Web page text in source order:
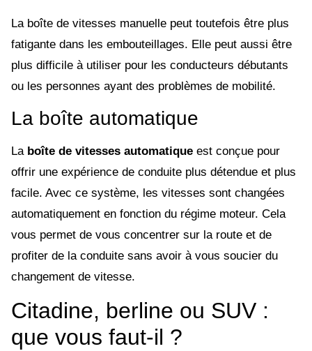
La boîte de vitesses manuelle peut toutefois être plus
fatigante dans les embouteillages. Elle peut aussi être
plus difficile à utiliser pour les conducteurs débutants
ou les personnes ayant des problèmes de mobilité.
La boîte automatique
La boîte de vitesses automatique est conçue pour
offrir une expérience de conduite plus détendue et plus
facile. Avec ce système, les vitesses sont changées
automatiquement en fonction du régime moteur. Cela
vous permet de vous concentrer sur la route et de
profiter de la conduite sans avoir à vous soucier du
changement de vitesse.
Citadine, berline ou SUV :
que vous faut-il ?